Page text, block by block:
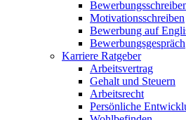
Motivationsschreiben
Bewerbung auf
Bewerbungsgespräch
Karriere Ratgeber
Arbeitsvertrag
Gehalt und Steuern
Arbeitsrecht
Persönliche